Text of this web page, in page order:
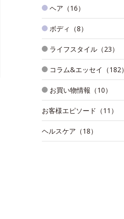
ヘア（16）
ボディ（8）
ライフスタイル（23）
コラム&エッセイ（182）
お買い物情報（10）
お客様エピソード（11）
ヘルスケア（18）